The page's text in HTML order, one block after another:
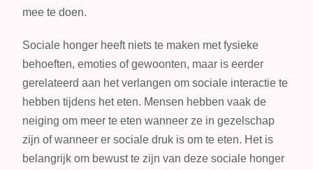
mee te doen.
Sociale honger heeft niets te maken met fysieke
behoeften, emoties of gewoonten, maar is eerder
gerelateerd aan het verlangen om sociale interactie te
hebben tijdens het eten. Mensen hebben vaak de
neiging om meer te eten wanneer ze in gezelschap
zijn of wanneer er sociale druk is om te eten. Het is
belangrijk om bewust te zijn van deze sociale honger